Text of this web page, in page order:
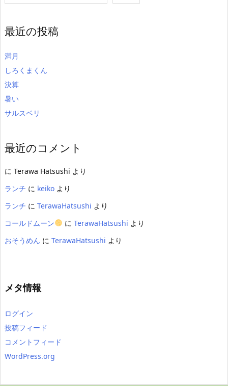
最近の投稿
満月
しろくまくん
決算
暑い
サルスベリ
最近のコメント
に Terawa Hatsushi より
ランチ に keiko より
ランチ に TerawaHatsushi より
コールドムーン
に TerawaHatsushi より
おそうめん に TerawaHatsushi より
メタ情報
ログイン
投稿フィード
コメントフィード
WordPress.org